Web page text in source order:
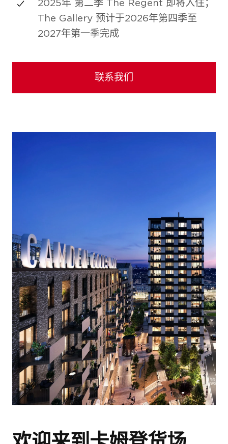
2025年 第二季 The Regent 即将入住；
The Gallery 预计于2026年第四季至
2027年第一季完成
联系我们
外观
室内